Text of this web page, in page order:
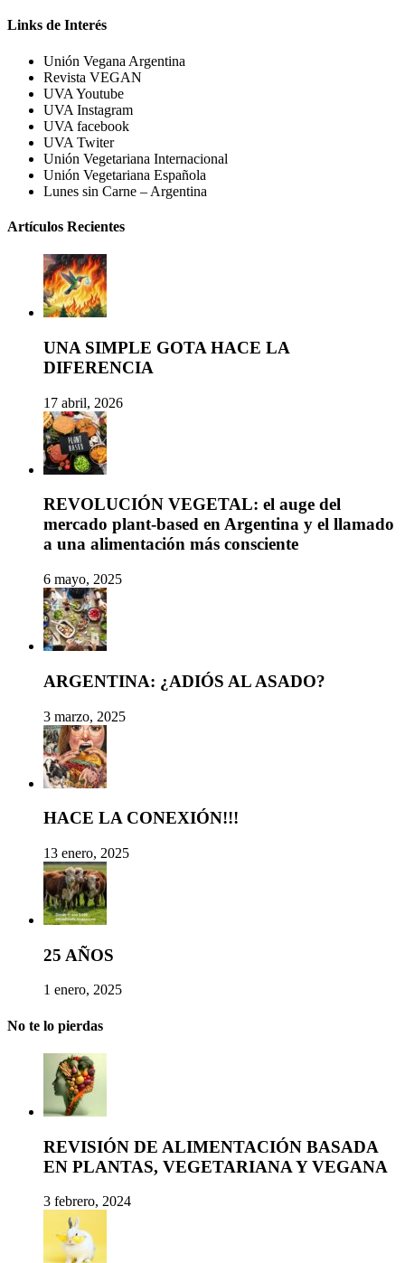
Links de Interés
Unión Vegana Argentina
Revista VEGAN
UVA Youtube
UVA Instagram
UVA facebook
UVA Twiter
Unión Vegetariana Internacional
Unión Vegetariana Española
Lunes sin Carne – Argentina
Artículos Recientes
UNA SIMPLE GOTA HACE LA
DIFERENCIA
17 abril, 2026
REVOLUCIÓN VEGETAL: el auge del
mercado plant-based en Argentina y el llamado
a una alimentación más consciente
6 mayo, 2025
ARGENTINA: ¿ADIÓS AL ASADO?
3 marzo, 2025
HACE LA CONEXIÓN!!!
13 enero, 2025
25 AÑOS
1 enero, 2025
No te lo pierdas
REVISIÓN DE ALIMENTACIÓN BASADA
EN PLANTAS, VEGETARIANA Y VEGANA
3 febrero, 2024